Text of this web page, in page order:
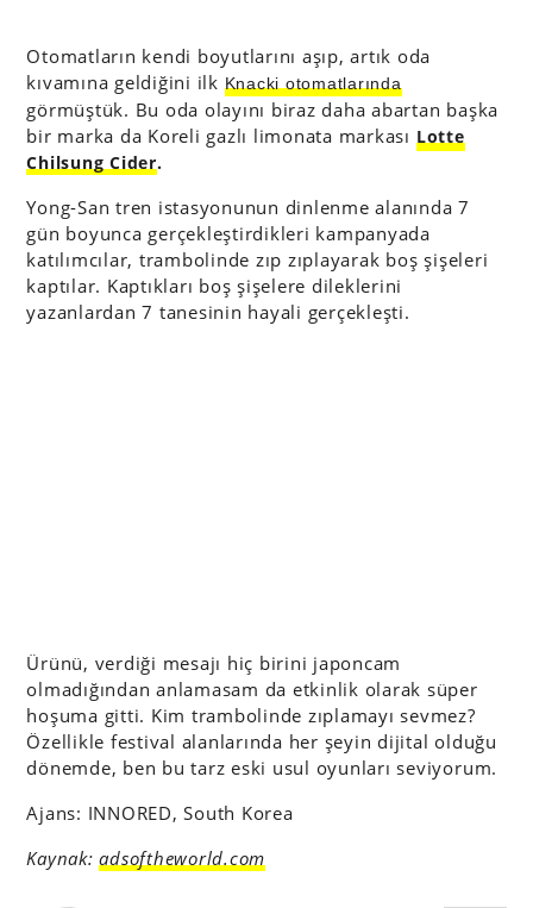
Otomatların kendi boyutlarını aşıp, artık oda
kıvamına geldiğini ilk Knacki otomatlarında
görmüştük. Bu oda olayını biraz daha abartan başka
bir marka da Koreli gazlı limonata markası Lotte
Chilsung Cider.
Yong-San tren istasyonunun dinlenme alanında 7
gün boyunca gerçekleştirdikleri kampanyada
katılımcılar, trambolinde zıp zıplayarak boş şişeleri
kaptılar. Kaptıkları boş şişelere dileklerini
yazanlardan 7 tanesinin hayali gerçekleşti.
Ürünü, verdiği mesajı hiç birini japoncam
olmadığından anlamasam da etkinlik olarak süper
hoşuma gitti. Kim trambolinde zıplamayı sevmez?
Özellikle festival alanlarında her şeyin dijital olduğu
dönemde, ben bu tarz eski usul oyunları seviyorum.
Ajans: INNORED, South Korea
Kaynak:adsoftheworld.com